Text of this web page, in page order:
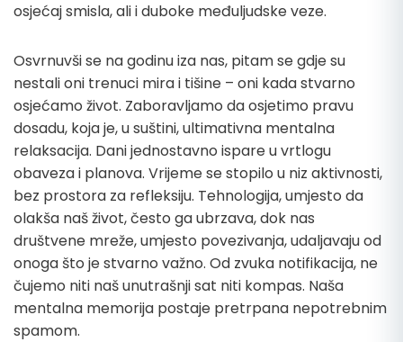
osjećaj smisla, ali i duboke međuljudske veze.
Osvrnuvši se na godinu iza nas, pitam se gdje su
nestali oni trenuci mira i tišine – oni kada stvarno
osjećamo život. Zaboravljamo da osjetimo pravu
dosadu, koja je, u suštini, ultimativna mentalna
relaksacija. Dani jednostavno ispare u vrtlogu
obaveza i planova. Vrijeme se stopilo u niz aktivnosti,
bez prostora za refleksiju. Tehnologija, umjesto da
olakša naš život, često ga ubrzava, dok nas
društvene mreže, umjesto povezivanja, udaljavaju od
onoga što je stvarno važno. Od zvuka notifikacija, ne
čujemo niti naš unutrašnji sat niti kompas. Naša
mentalna memorija postaje pretrpana nepotrebnim
spamom.